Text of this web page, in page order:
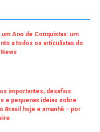
um Ano de Conquistas: um
a todos os articulistas do
importantes, desafios
e pequenas ideias sobre
Brasil hoje e amanhã – por